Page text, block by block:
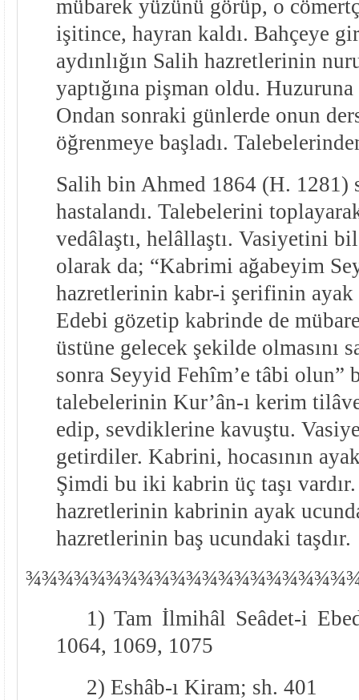
mübarek yüzünü görüp, o
işitince, hayran kaldı. Bahçeye
aydınlığın Salih hazretlerinin
yaptığına pişman oldu.
Ondan sonraki günlerde onun
öğrenmeye başladı.
Salih bin Ahmed 1864 (H. 1281)
hastalandı. Talebelerini
vedâlaştı, helâllaştı. Vasiyetini
olarak da; “Kabrimi ağabeyim
hazretlerinin kabr-i şerifinin ayak
Edebi gözetip kabrinde de
üstüne gelecek şekilde olmasını
sonra Seyyid Fehîm’e tâbi olun”
talebelerinin Kur’ân-ı kerim
edip, sevdiklerine kavuştu.
getirdiler. Kabrini, hocasının
Şimdi bu iki kabrin üç taşı
hazretlerinin kabrinin ayak
hazretlerinin baş ucundaki taşdır.
¾¾
1) Tam İlmihâl Seâdet-i
1064, 1069, 1075
2) Eshâb-ı Kiram; sh. 401